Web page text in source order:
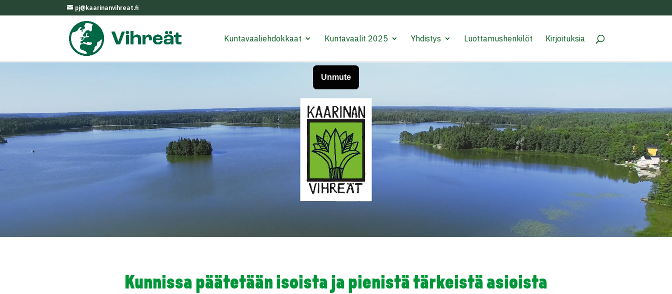
pj@kaarinanvihreat.fi
Kuntavaaliehdokkaat Kuntavaalit 2025 Yhdistys Luottamushenkilöt Kirjoituksia
Kunnissa päätetään isoista ja pienistä tärkeistä asioista